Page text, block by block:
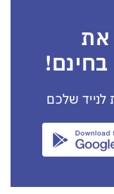
את
לנייד שלכם